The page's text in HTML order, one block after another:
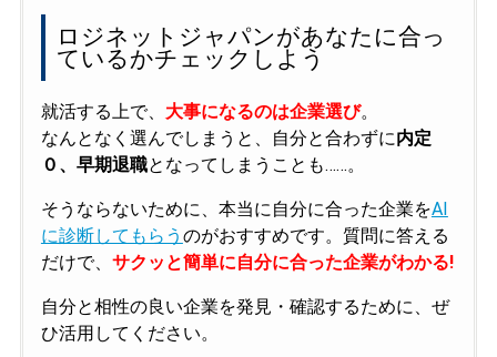
ロジネットジャパンがあなたに合っ
ているかチェックしよう
就活する上で、 大事になるのは企業選び。
なんとなく選んでしまうと、自分と合わずに内定
０、早期退職となってしまうことも……。
そうならないために、本当に自分に合った企業をAI
に診断してもらう のがおすすめです。質問に答える
だけで、 サクッと簡単に自分に合った企業がわかる!
自分と相性の良い企業を発見・確認するために、ぜ
ひ活用してください。